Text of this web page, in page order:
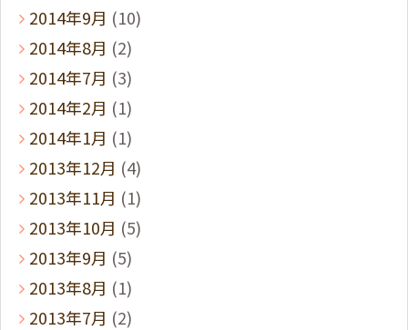
2014年9月 (10)
2014年8月 (2)
2014年7月 (3)
2014年2月 (1)
2014年1月 (1)
2013年12月 (4)
2013年11月 (1)
2013年10月 (5)
2013年9月 (5)
2013年8月 (1)
2013年7月 (2)